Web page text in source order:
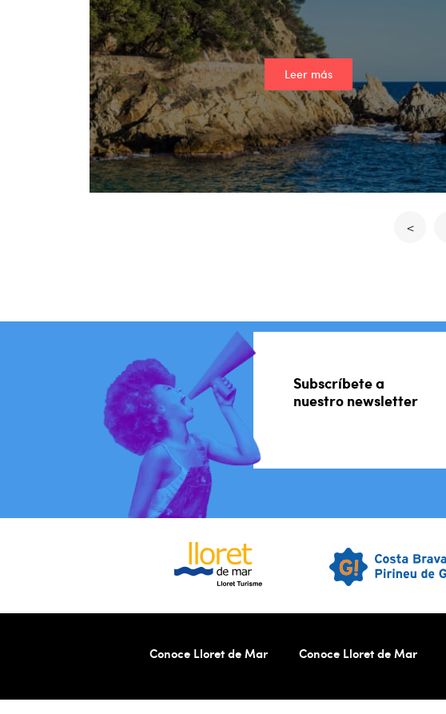
Leer más
<
Subscríbete a
nuestro newsletter
Conoce Lloret de Mar Conoce Lloret de Mar